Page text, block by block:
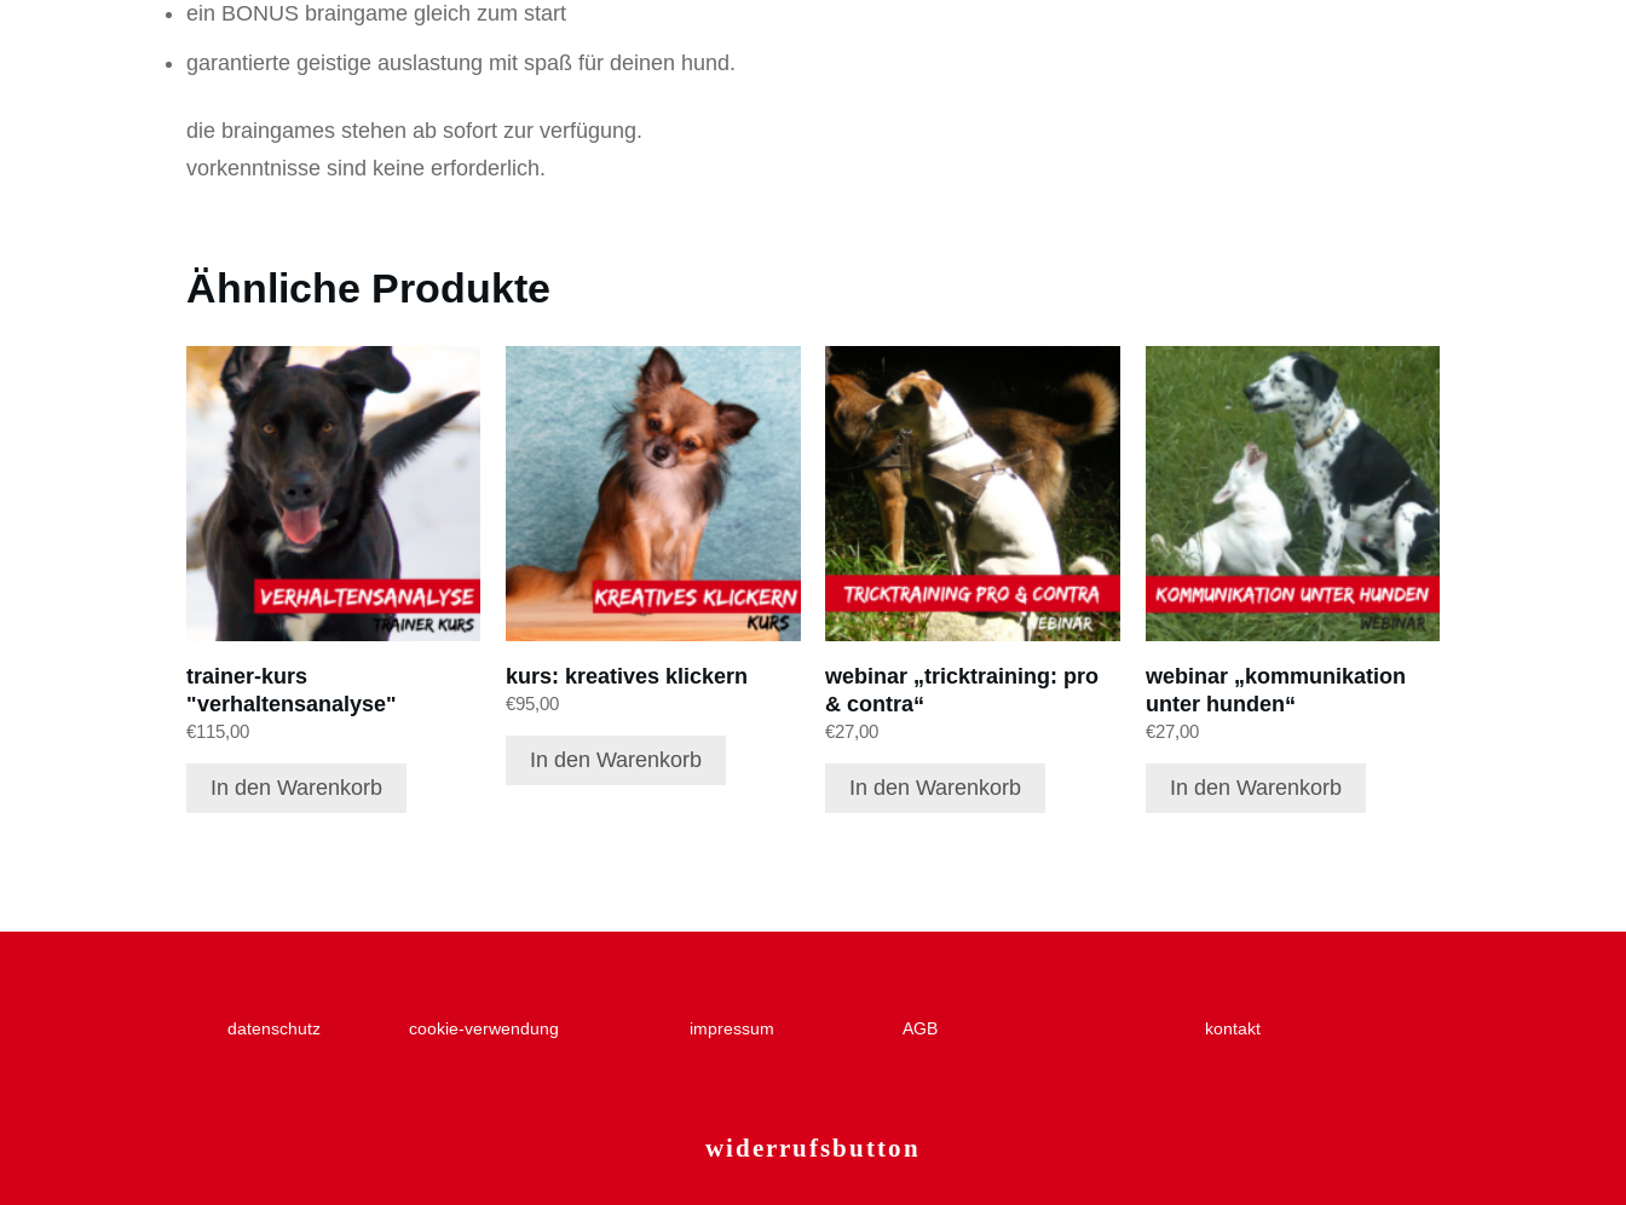
ein BONUS braingame gleich zum start
garantierte geistige auslastung mit spaß für deinen hund.
die braingames stehen ab sofort zur verfügung.
vorkenntnisse sind keine erforderlich.
Ähnliche Produkte
trainer-kurs
"verhaltensanalyse"
€115,00
In den Warenkorb
kurs: kreatives klickern
€95,00
In den Warenkorb
webinar „tricktraining: pro
& contra“
€27,00
In den Warenkorb
webinar „kommunikation
unter hunden“
€27,00
In den Warenkorb
datenschutz cookie-verwendung impressum AGB kontakt
widerrufsbutton